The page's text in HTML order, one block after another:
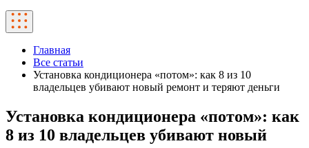
Главная
Все статьи
Установка кондиционера «потом»: как 8 из 10
владельцев убивают новый ремонт и теряют деньги
Установка кондиционера «потом»: как
8 из 10 владельцев убивают новый